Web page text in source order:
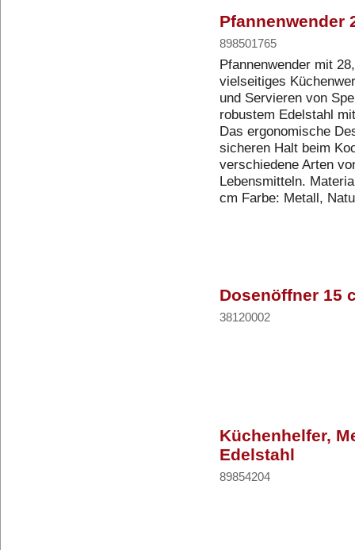
Pfannenwender
898501765
Pfannenwender mit
vielseitiges
und Servieren von
robustem Edelstahl
Das ergonomische
sicheren Halt beim
verschiedene Arten
Lebensmitteln.
cm Farbe: Metall,
Dosenöffner 15
38120002
Küchenhelfer,
Edelstahl
89854204